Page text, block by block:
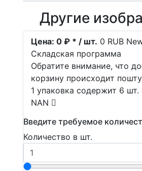
Другие
Цена: 0 ₽ * / шт. 0 RUB
Складская программа
Обратите внимание, что
корзину происходит
1 упаковка содержит 6
NAN
Введите требуемое
Количество в шт.